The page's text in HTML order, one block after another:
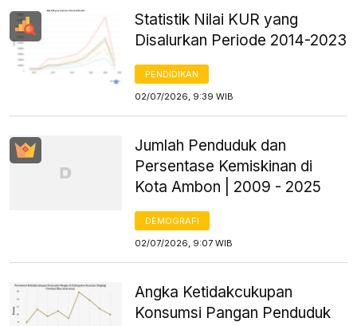
Statistik Nilai KUR yang
Disalurkan Periode 2014-2023
PENDIDIKAN
02/07/2026, 9:39 WIB
Jumlah Penduduk dan
Persentase Kemiskinan di
Kota Ambon | 2009 - 2025
DEMOGRAFI
02/07/2026, 9:07 WIB
Angka Ketidakcukupan
Konsumsi Pangan Penduduk